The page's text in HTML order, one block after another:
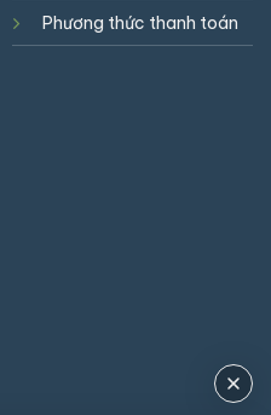
Phương thức thanh toán